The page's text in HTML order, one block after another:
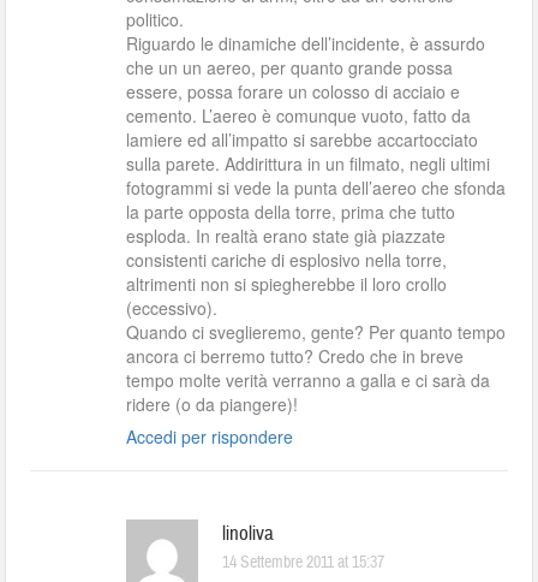
politico.
Riguardo le dinamiche dell’incidente, è assurdo
che un un aereo, per quanto grande possa
essere, possa forare un colosso di acciaio e
cemento. L’aereo è comunque vuoto, fatto da
lamiere ed all’impatto si sarebbe accartocciato
sulla parete. Addirittura in un filmato, negli ultimi
fotogrammi si vede la punta dell’aereo che sfonda
la parte opposta della torre, prima che tutto
esploda. In realtà erano state già piazzate
consistenti cariche di esplosivo nella torre,
altrimenti non si spiegherebbe il loro crollo
(eccessivo).
Quando ci sveglieremo, gente? Per quanto tempo
ancora ci berremo tutto? Credo che in breve
tempo molte verità verranno a galla e ci sarà da
ridere (o da piangere)!
Accedi per rispondere
linoliva
14 Settembre 2011 at 15:37